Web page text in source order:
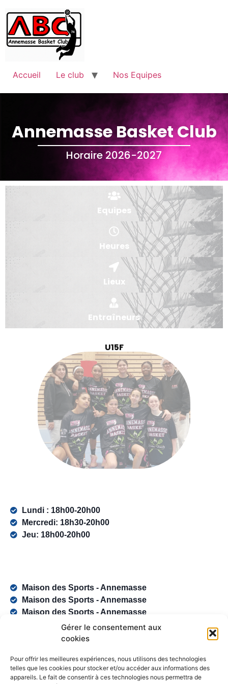
Gérer le consentement aux
cookies
Pour offrir les meilleures expériences, nous utilisons des technologies
telles que les cookies pour stocker et/ou accéder aux informations des
appareils. Le fait de consentir à ces technologies nous permettra de
Accueil Le club Nos Equipes
Annemasse Basket Club
Horaire 2026-2027
Equipes
Heures
Lieux
Entraîneurs
U15F
Lundi : 18h00-20h00
Mercredi: 18h30-20h00
Jeu: 18h00-20h00
Maison des Sports - Annemasse
Maison des Sports - Annemasse
Maison des Sports - Annemasse